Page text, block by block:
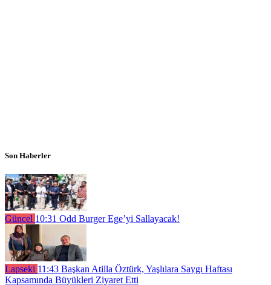
Son Haberler
Güncel 10:31 Odd Burger Ege’yi Sallayacak!
Lapseki 11:43 Başkan Atilla Öztürk, Yaşlılara Saygı Haftası
Kapsamında Büyükleri Ziyaret Etti